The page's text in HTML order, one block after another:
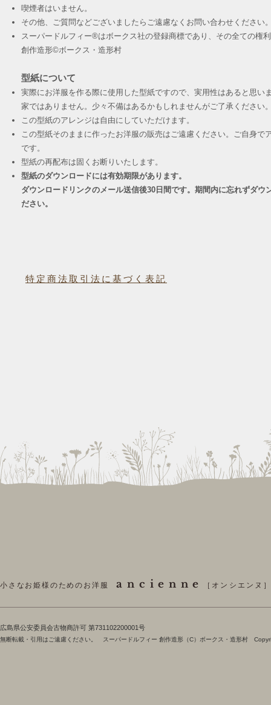
喫煙者はいません。
その他、ご質問などございましたらご遠慮なくお問い合わせください
スーパードルフィー®︎はボークス社の登録商標であり、その全ての権
創作造形©︎ボークス・造形村
型紙について
実際にお洋服を作る際に使用した型紙ですので、実用性はあると思い
家ではありません。少々不備はあるかもしれませんがご了承ください
この型紙のアレンジは自由にしていただけます。
この型紙そのままに作ったお洋服の販売はご遠慮ください。ご自身で
です。
​型紙の再配布は固くお断りいたします。
型紙のダウンロードには有効期限があります。
ダウンロードリンクのメール送信後30日間です。期間内に忘れずダウ
ださい。
特定商法取引法に基づく表記
小さなお姫様のためのお洋服 ancienne ［オンシエンヌ
​広島県公安委員会古物商許可 第731102200001号
無断転載・引用はご遠慮ください。 スーパードルフィー 創作造形（C）ボークス・造形村